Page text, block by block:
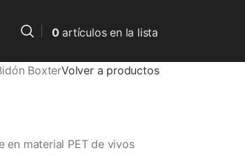
0artículosen la lista
BoxterVolver a productos
en material PET de vivos